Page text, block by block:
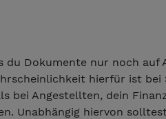
du Dokumente nur noch auf
hierfür ist bei
bei Angestellten, dein
Unabhängig hiervon